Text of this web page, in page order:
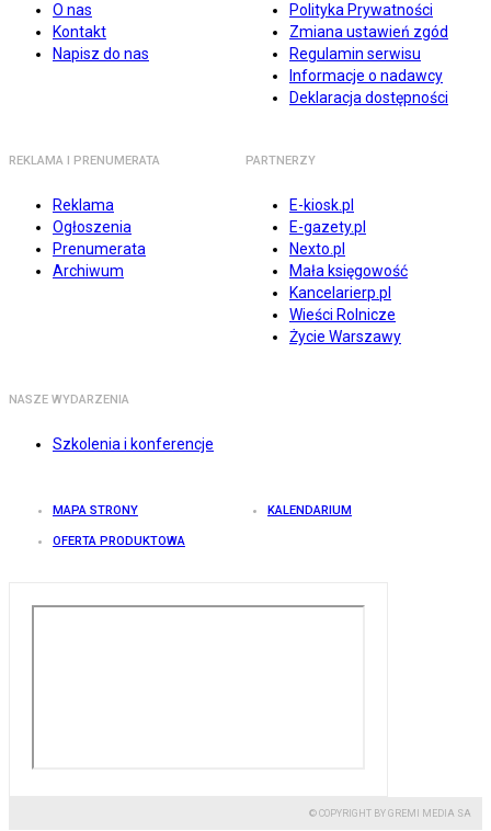
O nas
Kontakt
Napisz do nas
Polityka Prywatności
Zmiana ustawień zgód
Regulamin serwisu
Informacje o nadawcy
Deklaracja dostępności
REKLAMA I PRENUMERATA
Reklama
Ogłoszenia
Prenumerata
Archiwum
PARTNERZY
E-kiosk.pl
E-gazety.pl
Nexto.pl
Mała księgowość
Kancelarierp.pl
Wieści Rolnicze
Życie Warszawy
NASZE WYDARZENIA
Szkolenia i konferencje
MAPA STRONY KALENDARIUM
OFERTA PRODUKTOWA
© COPYRIGHT BY GREMI MEDIA SA